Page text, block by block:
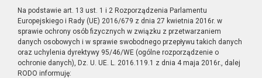
Na podstawie art. 13 ust. 1 i 2 Rozporządzenia Parlamentu
Europejskiego i Rady (UE) 2016/679 z dnia 27 kwietnia 2016r. w
sprawie ochrony osób fizycznych w związku z przetwarzaniem
danych osobowych i w sprawie swobodnego przepływu takich danych
oraz uchylenia dyrektywy 95/46/WE (ogólne rozporządzenie o
ochronie danych), Dz. U. UE. L. 2016.119.1 z dnia 4 maja 2016r., dalej
RODO informuję: